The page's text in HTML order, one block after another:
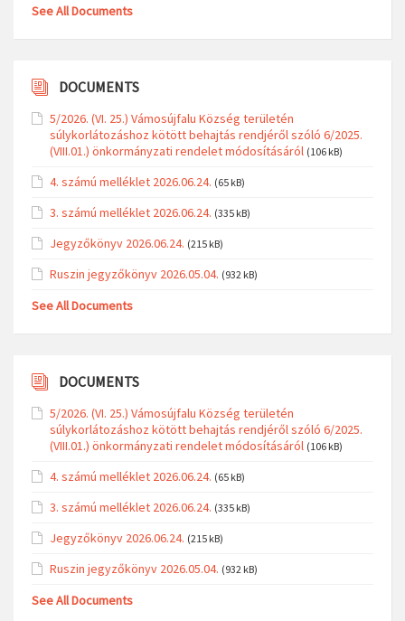
See All Documents
DOCUMENTS
5/2026. (VI. 25.) Vámosújfalu Község területén
súlykorlátozáshoz kötött behajtás rendjéről szóló 6/2025.
(VIII.01.) önkormányzati rendelet módosításáról (106 kB)
4. számú melléklet 2026.06.24. (65 kB)
3. számú melléklet 2026.06.24. (335 kB)
Jegyzőkönyv 2026.06.24. (215 kB)
Ruszin jegyzőkönyv 2026.05.04. (932 kB)
See All Documents
DOCUMENTS
5/2026. (VI. 25.) Vámosújfalu Község területén
súlykorlátozáshoz kötött behajtás rendjéről szóló 6/2025.
(VIII.01.) önkormányzati rendelet módosításáról (106 kB)
4. számú melléklet 2026.06.24. (65 kB)
3. számú melléklet 2026.06.24. (335 kB)
Jegyzőkönyv 2026.06.24. (215 kB)
Ruszin jegyzőkönyv 2026.05.04. (932 kB)
See All Documents